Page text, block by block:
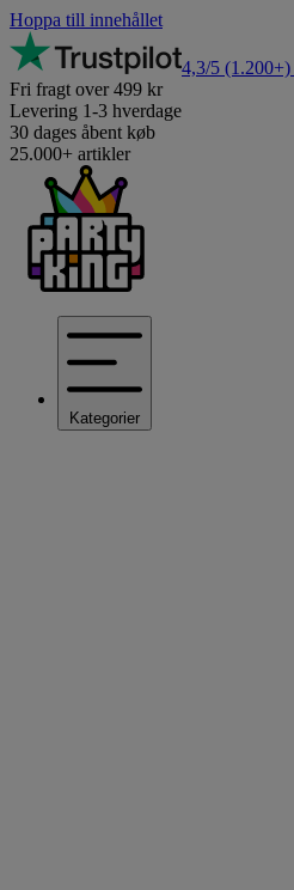
Hoppa till innehållet
4,3/5 (1.200+)
Fri fragt over 499 kr
Levering 1-3 hverdage
30 dages åbent køb
25.000+ artikler
Kategorier